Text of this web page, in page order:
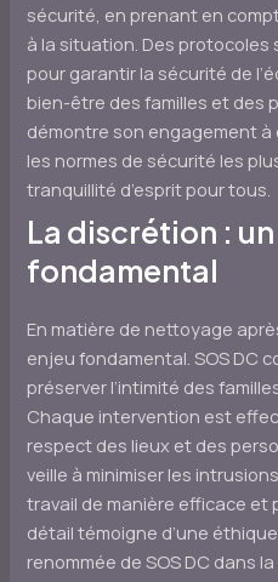
sécurité, en prenant en
à la situation. Des protocoles
pour garantir la sécurité de
bien-être des familles et des
démontre son engagement
les normes de sécurité les
tranquillité d’esprit pour tous.
La discrétion :
fondamental
En matière de nettoyage
enjeu fondamental. SOS DC
préserver l’intimité des
Chaque intervention est
respect des lieux et des
veille à minimiser les
travail de manière efficace et
détail témoigne d’une
renommée de SOS DC dans